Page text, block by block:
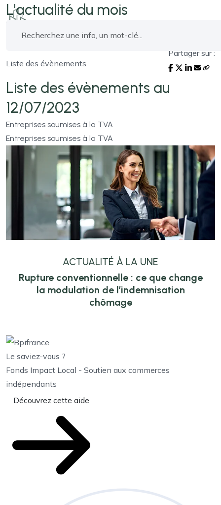
L'actualité du mois
Liste des évènements
Partager sur :
Liste des évènements au
12/07/2023
Entreprises soumises à la TVA
Entreprises soumises à la TVA
ACTUALITÉ À LA UNE
Rupture conventionnelle : ce que change
la modulation de l’indemnisation
chômage
Le saviez-vous ?
Fonds Impact Local - Soutien aux commerces
indépendants
Découvrez cette aide